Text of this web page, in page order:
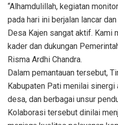
“Alhamdulillah, kegiatan
pada hari ini berjalan lancar
Desa Kajen sangat aktif. Kami
kader dan dukungan
Risma Ardhi Chandra.
Dalam pemantauan tersebut,
Kabupaten Pati menilai sinergi
desa, dan berbagai unsur
Kolaborasi tersebut dinilai